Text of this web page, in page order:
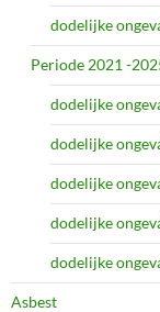
dodelijke
Periode 2021 -
dodelijke
dodelijke
dodelijke
dodelijke
dodelijke
Asbest